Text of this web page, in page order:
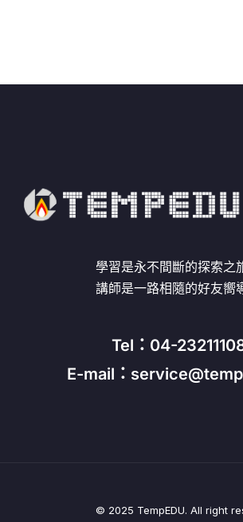
學習是永不間斷的探索之
講師是一路相隨的好友嚮
Tel：04-
E-mail：
© 2025 TempEDU. All right